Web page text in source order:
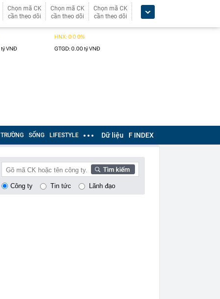
Chọn mã CK
cần theo dõi
Chọn mã CK
cần theo dõi
Chọn mã CK
cần theo dõi
SỐNG LIFESTYLE Dữ liệu F INDEX
Công ty Tin tức Lãnh đạo